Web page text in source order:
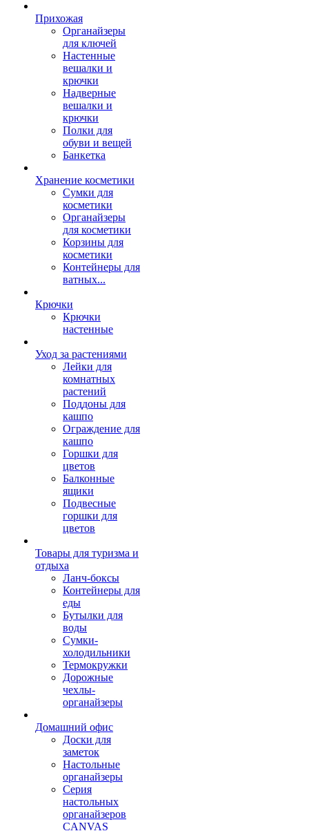
Прихожая
Органайзеры
для ключей
Настенные
вешалки и
крючки
Надверные
вешалки и
крючки
Полки для
обуви и вещей
Банкетка
Хранение косметики
Сумки для
косметики
Органайзеры
для косметики
Корзины для
косметики
Контейнеры для
ватных...
Крючки
Крючки
настенные
Уход за растениями
Лейки для
комнатных
растений
Поддоны для
кашпо
Ограждение для
кашпо
Горшки для
цветов
Балконные
ящики
Подвесные
горшки для
цветов
Товары для туризма и
отдыха
Ланч-боксы
Контейнеры для
еды
Бутылки для
воды
Сумки-
холодильники
Термокружки
Дорожные
чехлы-
органайзеры
Домашний офис
Доски для
заметок
Настольные
органайзеры
Серия
настольных
органайзеров
CANVAS